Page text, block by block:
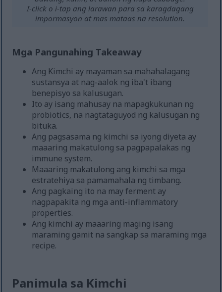
I-click o i-tap ang larawan para sa karagdagang
impormasyon at mas mataas na resolution.
Mga Pangunahing Takeaway
Ang Kimchi ay mayaman sa mahahalagang
sustansya at nag-aalok ng iba't ibang
benepisyo sa kalusugan.
Ito ay isang mahusay na mapagkukunan ng
probiotics, na nagtataguyod ng kalusugan ng
bituka.
Ang pagsasama ng kimchi sa iyong diyeta ay
maaaring makatulong sa pagpapalakas ng
immune system.
Maaaring makatulong ang kimchi sa mga
estratehiya sa pamamahala ng timbang.
Ang pagkaing ito na may ferment ay
nagpapakita ng mga anti-inflammatory
properties.
Ang kimchi ay maaaring maging isang
maraming gamit na sangkap sa maraming mga
recipe.
Panimula sa Kimchi